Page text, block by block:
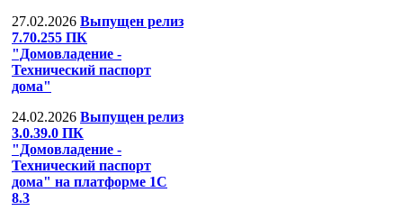
27.02.2026 Выпущен релиз
7.70.255 ПК
"Домовладение -
Технический паспорт
дома"
24.02.2026 Выпущен релиз
3.0.39.0 ПК
"Домовладение -
Технический паспорт
дома" на платформе 1С
8.3